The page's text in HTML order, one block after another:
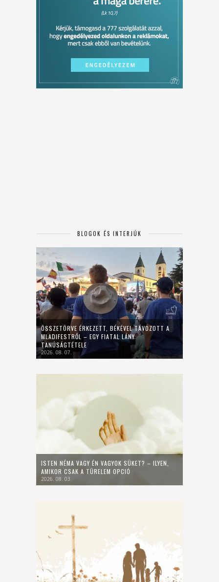
BLOGOK ÉS INTERJÚK
ÖSSZETÖRVE ÉRKEZETT, BÉKÉVEL TÁVOZOTT A
MLADIFESTRŐL – EGY FIATAL LÁNY
TANÚSÁGTÉTELE
2026. 08. 07.
ISTEN NÉMA VAGY ÉN VAGYOK SÜKET? – ILYEN,
AMIKOR CSAK A TÜRELEM OPCIÓ
2026. 08. 03.